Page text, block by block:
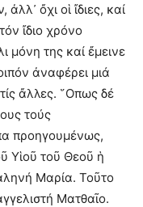
ὄχι οἱ ἴδιες, καί
ἴδιο χρόνο
μόνη της καί ἔμεινε
ἀναφέρει μιά
ἄλλες. ῞Οπως δέ
τούς
προηγουμένως,
Υἱοῦ τοῦ Θεοῦ ἡ
Μαρία. Τοῦτο
Ματθαῖο.